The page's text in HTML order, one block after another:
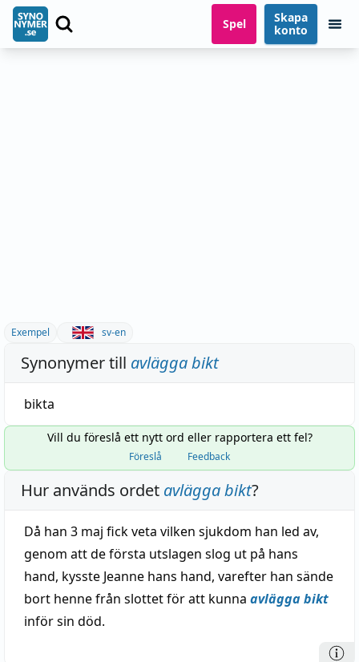
Spel
Skapa
konto
Exempel sv-en
Synonymer till avlägga bikt
bikta
Vill du föreslå ett nytt ord eller rapportera ett fel?
Föreslå Feedback
Hur används ordet avlägga bikt?
Då han 3 maj fick veta vilken sjukdom han led av,
genom att de första utslagen slog ut på hans
hand, kysste Jeanne hans hand, varefter han sände
bort henne från slottet för att kunna avlägga bikt
inför sin död.